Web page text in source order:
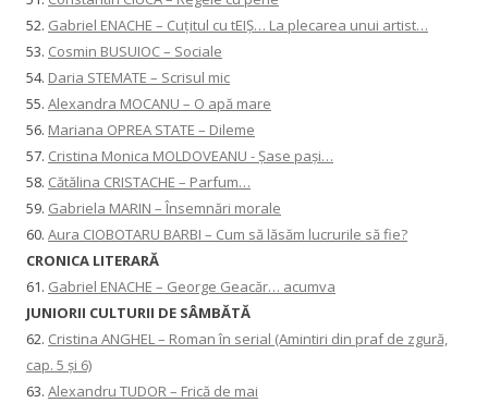
52. Gabriel ENACHE – Cuțitul cu tEIȘ… La plecarea unui artist…
53. Cosmin BUSUIOC – Sociale
54. Daria STEMATE – Scrisul mic
55. Alexandra MOCANU – O apă mare
56. Mariana OPREA STATE – Dileme
57. Cristina Monica MOLDOVEANU - Șase pași…
58. Cătălina CRISTACHE – Parfum…
59. Gabriela MARIN – Însemnări morale
60. Aura CIOBOTARU BARBI – Cum să lăsăm lucrurile să fie?
CRONICA LITERARĂ
61. Gabriel ENACHE – George Geacăr… acumva
JUNIORII CULTURII DE SÂMBĂTĂ
62. Cristina ANGHEL – Roman în serial (Amintiri din praf de zgură,
cap. 5 și 6)
63. Alexandru TUDOR – Frică de mai